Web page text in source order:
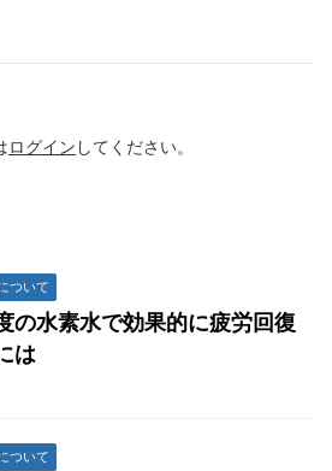
ログイン してください。
ついて
の水素水で効果的に疲労回復
は
ついて